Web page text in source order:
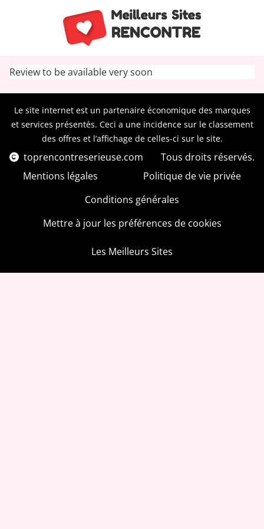
Review to be available very soon
Le site internet est un partenaire économique des marques
et services présentés. Ceci a une incidence sur le classement
des offres et l’affichage de celles-ci sur le site.
toprencontreserieuse.com
Tous droits réservés.
Mentions légales
Politique de vie privée
Conditions générales
Mettre à jour les préférences de cookies
Les Meilleurs Sites